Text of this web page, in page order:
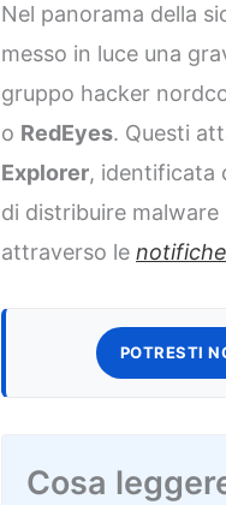
Nel panorama della
messo in luce una
gruppo hacker
o RedEyes. Questi
Explorer, identificata
di distribuire
attraverso le
POTRESTI
Cosa